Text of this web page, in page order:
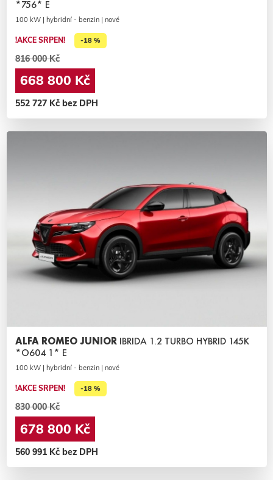
*756* E
100 kW | hybridní - benzin | nové
!AKCE SRPEN! -18 %
816 000 Kč
668 800 Kč
552 727 Kč bez DPH
ALFA ROMEO JUNIOR IBRIDA 1.2 TURBO HYBRID 145K
*O604 1* E
100 kW | hybridní - benzin | nové
!AKCE SRPEN! -18 %
830 000 Kč
678 800 Kč
560 991 Kč bez DPH